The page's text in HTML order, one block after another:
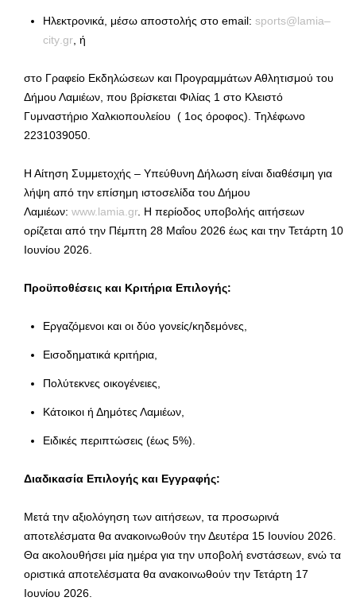
Ηλεκτρονικά, μέσω αποστολής στο email: sports@lamia–
city.gr, ή
στο Γραφείο Εκδηλώσεων και Προγραμμάτων Αθλητισμού του
Δήμου Λαμιέων, που βρίσκεται Φιλίας 1 στο Κλειστό
Γυμναστήριο Χαλκιοπουλείου ( 1ος όροφος). Τηλέφωνο
2231039050.
Η Αίτηση Συμμετοχής – Υπεύθυνη Δήλωση είναι διαθέσιμη για
λήψη από την επίσημη ιστοσελίδα του Δήμου
Λαμιέων: www.lamia.gr. Η περίοδος υποβολής αιτήσεων
ορίζεται από την Πέμπτη 28 Μαΐου 2026 έως και την Τετάρτη 10
Ιουνίου 2026.
Προϋποθέσεις και Κριτήρια Επιλογής:
Εργαζόμενοι και οι δύο γονείς/κηδεμόνες,
Εισοδηματικά κριτήρια,
Πολύτεκνες οικογένειες,
Κάτοικοι ή Δημότες Λαμιέων,
Ειδικές περιπτώσεις (έως 5%).
Διαδικασία Επιλογής και Εγγραφής:
Μετά την αξιολόγηση των αιτήσεων, τα προσωρινά
αποτελέσματα θα ανακοινωθούν την Δευτέρα 15 Ιουνίου 2026.
Θα ακολουθήσει μία ημέρα για την υποβολή ενστάσεων, ενώ τα
οριστικά αποτελέσματα θα ανακοινωθούν την Τετάρτη 17
Ιουνίου 2026.